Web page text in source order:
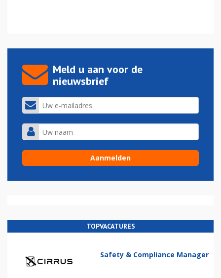
Meld u aan voor de
nieuwsbrief
TOPVACATURES
Safety & Compliance Manager